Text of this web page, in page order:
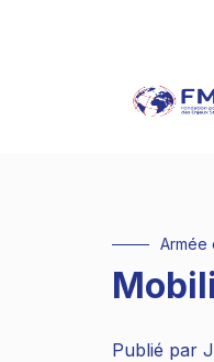
Armée
Publié par